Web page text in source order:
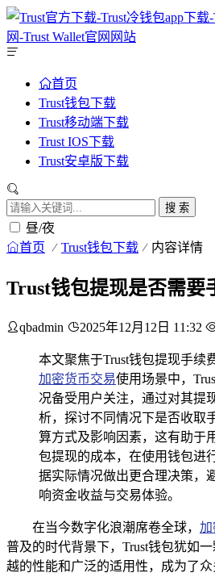
首页
Trust钱包下载
Trust移动端下载
Trust IOS下载
Trust安卓版下载
搜 索
昼/夜
首页 Trust钱包下载 内容详情
Trust钱包提现是否需要
qbadmin 2025年12月12日 11:32
本文聚焦于Trust钱包提现手续
加密货币交易使用场景中，
况备受用户关注，通过对其提
析，探讨不同情况下是否收取
算方式及影响因素，这有助于
包提现的成本，在使用钱包进
据实际情况做出更合理决策，
响资金收益与交易体验。
在当今数字化浪潮席卷全球， 加
普及的时代背景下，Trust钱包犹如
越的性能和广泛的适用性，成为了